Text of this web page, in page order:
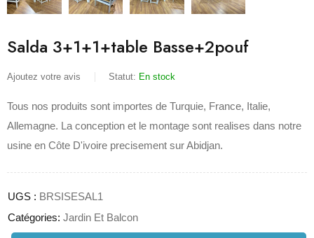
Salda 3+1+1+table Basse+2pouf
Ajoutez votre avis Statut: En stock
Tous nos produits sont importes de Turquie, France, Italie,
Allemagne. La conception et le montage sont realises dans notre
usine en Côte D'ivoire precisement sur Abidjan.
UGS : BRSISESAL1
Catégories: Jardin Et Balcon